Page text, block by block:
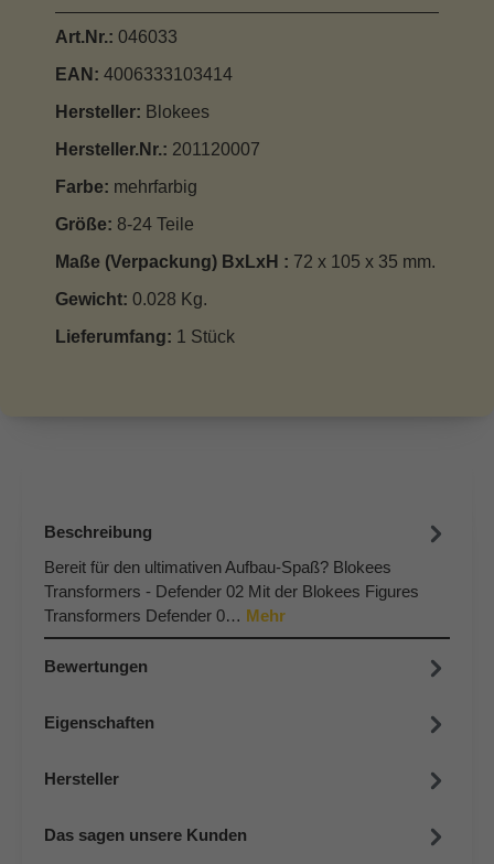
Art.Nr.: 046033
EAN: 4006333103414
Hersteller: Blokees
Hersteller.Nr.: 201120007
Farbe: mehrfarbig
Größe: 8-24 Teile
Maße (Verpackung) BxLxH : 72 x 105 x 35 mm.
Gewicht: 0.028 Kg.
Lieferumfang: 1 Stück
Beschreibung
Bereit für den ultimativen Aufbau-Spaß? Blokees
Transformers - Defender 02 Mit der Blokees Figures
Transformers Defender 0… Mehr
Bewertungen
Eigenschaften
Hersteller
Das sagen unsere Kunden